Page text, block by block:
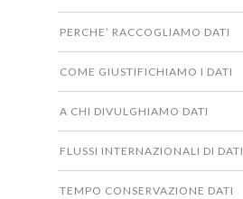
PERCHE’ RACCOGLIAMO DATI
COME GIUSTIFICHIAMO I DATI
A CHI DIVULGHIAMO DATI
FLUSSI INTERNAZIONALI DI DATI
TEMPO CONSERVAZIONE DATI